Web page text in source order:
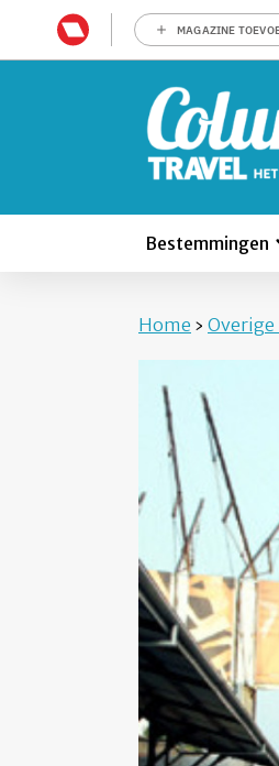
MAGAZINE
Bestemmingen
Home ›